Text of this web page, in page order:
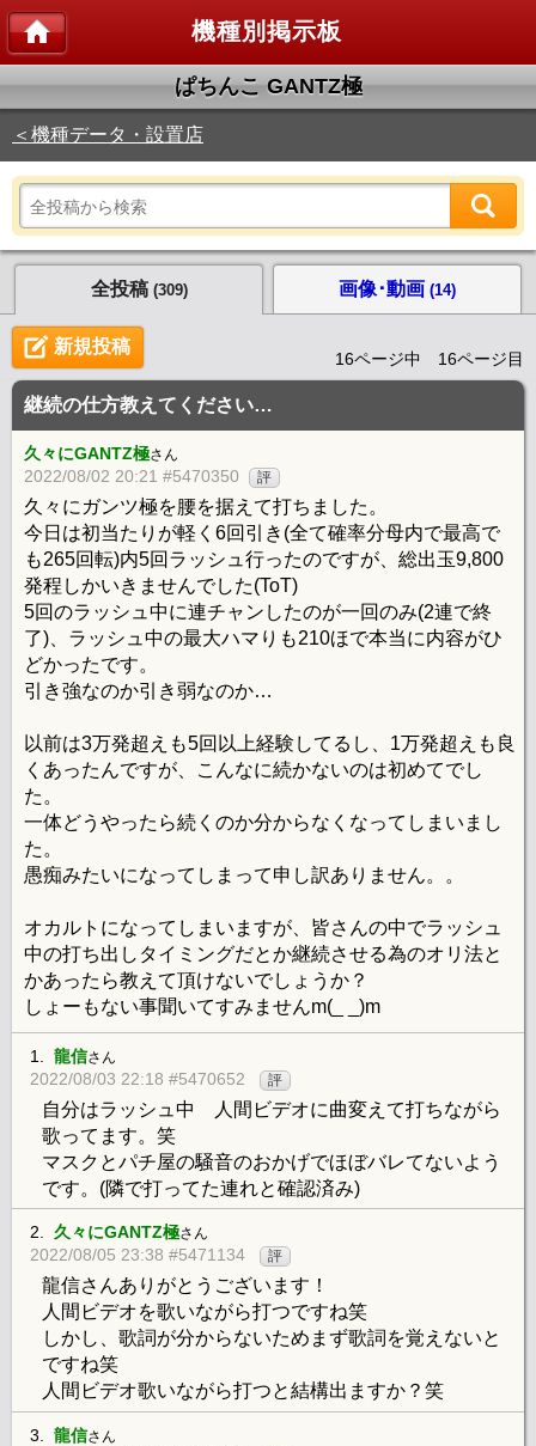
機種別掲示板
ぱちんこ GANTZ極
＜機種データ・設置店
全投稿 (309) 画像･動画 (14)
新規投稿
16ページ中 16ページ目
継続の仕方教えてください…
久々にGANTZ極さん
2022/08/02 20:21 #5470350 評
久々にガンツ極を腰を据えて打ちました。
今日は初当たりが軽く6回引き(全て確率分母内で最高で
も265回転)内5回ラッシュ行ったのですが、総出玉9,800
発程しかいきませんでした(ToT)
5回のラッシュ中に連チャンしたのが一回のみ(2連で終
了)、ラッシュ中の最大ハマりも210ほで本当に内容がひ
どかったです。
引き強なのか引き弱なのか…
以前は3万発超えも5回以上経験してるし、1万発超えも良
くあったんですが、こんなに続かないのは初めてでし
た。
一体どうやったら続くのか分からなくなってしまいまし
た。
愚痴みたいになってしまって申し訳ありません。。
オカルトになってしまいますが、皆さんの中でラッシュ
中の打ち出しタイミングだとか継続させる為のオリ法と
かあったら教えて頂けないでしょうか？
しょーもない事聞いてすみませんm(_ _)m
1. 龍信さん
2022/08/03 22:18 #5470652 評
自分はラッシュ中 人間ビデオに曲変えて打ちながら
歌ってます。笑
マスクとパチ屋の騒音のおかげでほぼバレてないよう
です。(隣で打ってた連れと確認済み)
2. 久々にGANTZ極さん
2022/08/05 23:38 #5471134 評
龍信さんありがとうございます！
人間ビデオを歌いながら打つですね笑
しかし、歌詞が分からないためまず歌詞を覚えないと
ですね笑
人間ビデオ歌いながら打つと結構出ますか？笑
3. 龍信さん